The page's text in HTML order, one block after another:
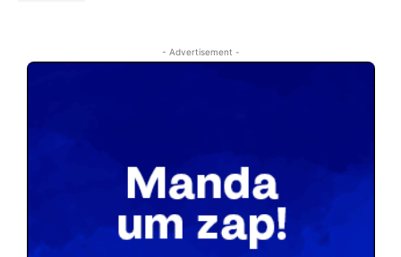
- Advertisement -